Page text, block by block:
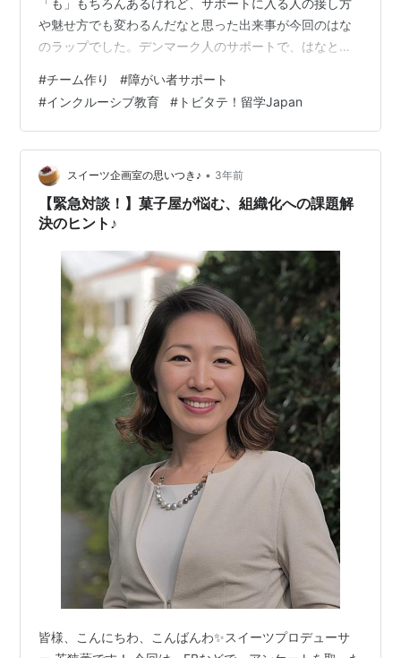
「も」もちろんあるけれど、サポートに入る人の接し方
や魅せ方でも変わるんだなと思った出来事が今回のはな
のラップでした。デンマーク人のサポートで、はなと仲
タイミング良く発することができないはなの声を録音し
て使ったり、いつも一緒にいるはながあんな顔をするん
だなー♥と新しい発見になりました。サポート側の発想
にも感動しましたが、チームみんなで楽しめていて企画
や技術の良さだけでなく、ケミストリー（相性）の良さ
も感じました。翌日からはなは超人気者に☆いつもと違
う人…
#チーム作り #障がい者サポート
#インクルーシブ教育 # トビタテ！留学Japan
スイーツ企画室の思いつき♪ • 3年前
【緊急対談！】菓子屋が悩む、組織化への課題解
決のヒント♪
皆様、こんにちわ、こんばんわ✨スイーツプロデューサ